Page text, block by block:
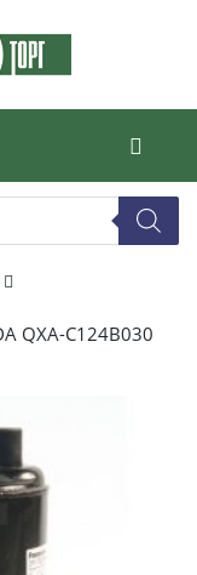
QXA-C124B030